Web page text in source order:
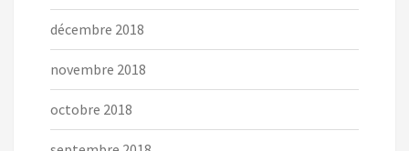
décembre 2018
novembre 2018
octobre 2018